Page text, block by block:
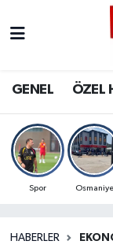
GENEL ÖZEL
Spor Osmaniye
HABERLER
MAGAZİN
Osmaniye
Osmaniye
Süper Lig